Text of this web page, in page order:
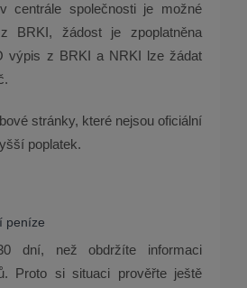
centrále společnosti je možné
žádost je zpoplatněna
výpis z BRKI a NRKI lze žádat
stránky, které nejsou oficiální
poplatek.
peníze
dní, než obdržíte informaci
Proto si situaci prověřte ještě